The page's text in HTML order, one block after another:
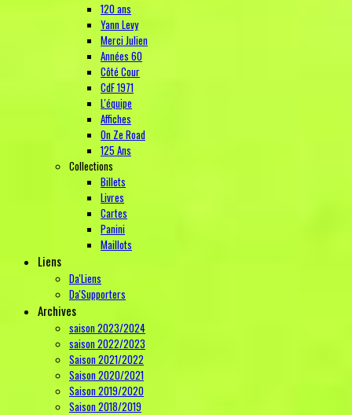
120 ans
Yann Levy
Merci Julien
Années 60
Côté Cour
CdF 1971
L'équipe
Affiches
On Ze Road
125 Ans
Collections
Billets
Livres
Cartes
Panini
Maillots
Liens
Da'Liens
Da'Supporters
Archives
saison 2023/2024
saison 2022/2023
Saison 2021/2022
Saison 2020/2021
Saison 2019/2020
Saison 2018/2019